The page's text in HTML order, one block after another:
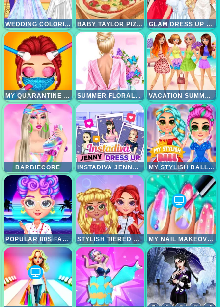
WEDDING COLORING DRESS UP GAME BABY TAYLOR PIZZA CHEF GLAM DRESS UP - GIRLS GAMES
MY QUARANTINE GLAM LOOK SUMMER FLORAL PRINTS VACATION SUMMER DRESS UP
BARBIECORE INSTADIVA JENNY DRESS UP MY STYLISH BALL GOWN
POPULAR 80S FASHION TRENDS STYLISH TIERED RUFFLE ADDICTION MY NAIL MAKEOVER